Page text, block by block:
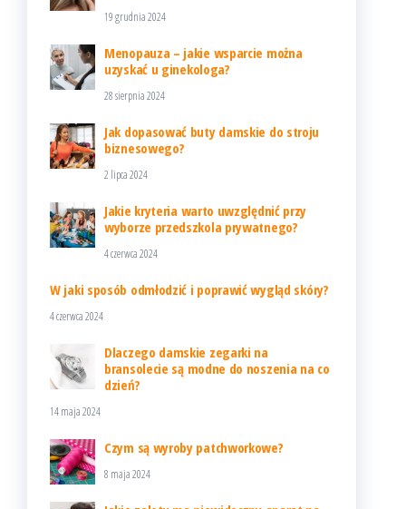
19 grudnia 2024
Menopauza – jakie wsparcie można
uzyskać u ginekologa?
28 sierpnia 2024
Jak dopasować buty damskie do stroju
biznesowego?
2 lipca 2024
Jakie kryteria warto uwzględnić przy
wyborze przedszkola prywatnego?
4 czerwca 2024
W jaki sposób odmłodzić i poprawić wygląd skóry?
4 czerwca 2024
Dlaczego damskie zegarki na
bransolecie są modne do noszenia na co
dzień?
14 maja 2024
Czym są wyroby patchworkowe?
8 maja 2024